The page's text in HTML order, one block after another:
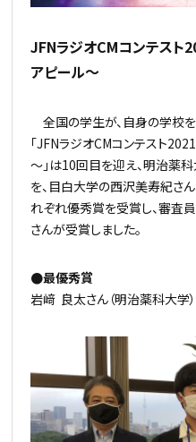
JFNラジオCMコンテスト
アピール～
全国の学生が、自身の学校
「JFNラジオCMコンテスト
～」は10回目を迎え、明治薬
を、目白大学の西沢美寿紀さ
れぞれ優秀賞を受賞し、審査
さんが受賞しました。
●最優秀賞
岩﨑 良太さん（明治薬科大学）